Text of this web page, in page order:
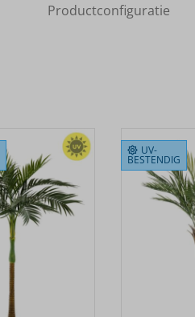
Productconfiguratie
UV-
BESTENDIG